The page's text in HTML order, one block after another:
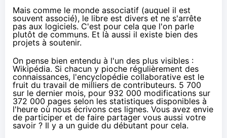
Mais comme le monde associatif (auquel il est
souvent associé), le libre est divers et ne s'arrête
pas aux logiciels. C'est pour cela que l'on parle
plutôt de communs. Et là aussi il existe bien des
projets à soutenir.
On pense bien entendu à l'un des plus visibles :
Wikipédia. Si chacun y pioche régulièrement des
connaissances, l'encyclopédie collaborative est le
fruit du travail de milliers de contributeurs. 5 700
sur le dernier mois, pour 932 000 modifications sur
372 000 pages selon les statistiques disponibles à
l'heure où nous écrivons ces lignes. Vous avez envie
de participer et de faire partager vous aussi votre
savoir ? Il y a un guide du débutant pour cela.